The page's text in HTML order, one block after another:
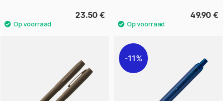
23.50 € 49.90 €
11%